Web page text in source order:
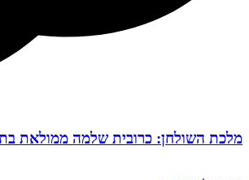
מלכת השולחן: כרובית שלמה ממולאת